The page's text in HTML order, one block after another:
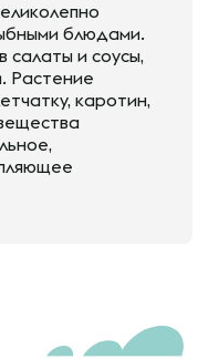
блюдами.
салаты и соусы,
Растение
каротин,